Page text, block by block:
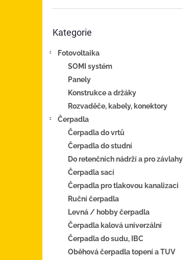
kategorie
Kategorie
Fotovoltaika
SOMI systém
Panely
Konstrukce a držáky
Rozvaděče, kabely, konektory
Čerpadla
Čerpadla do vrtů
Čerpadla do studní
Do retenčních nádrží a pro závlahy
Čerpadla sací
Čerpadla pro tlakovou kanalizaci
Ruční čerpadla
Levná / hobby čerpadla
Čerpadla kalová univerzální
Čerpadla do sudu, IBC
Oběhová čerpadla topení a TUV